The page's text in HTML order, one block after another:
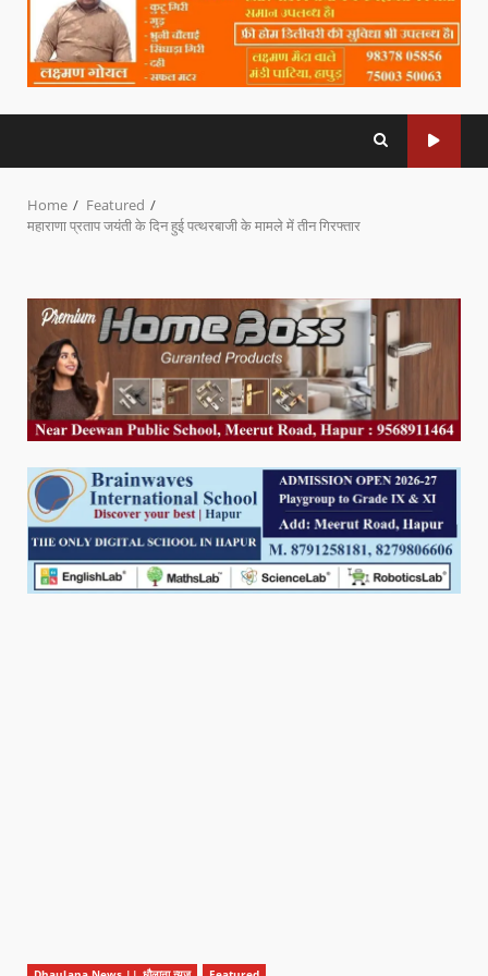
Home
Featured
महाराणा प्रताप जयंती के दिन हुई पत्थरबाजी के मामले में तीन गिरफ्तार